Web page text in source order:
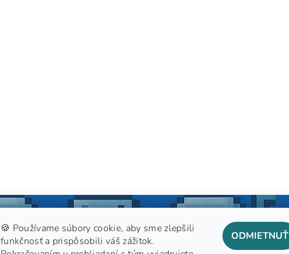
🍪 Používame súbory cookie, aby sme zlepšili
funkčnosť a prispôsobili váš zážitok.
ODMIETNUŤ